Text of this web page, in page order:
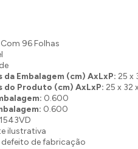
96 Folhas
Embalagem (cm) AxLxP: 25 x
do Produto (cm) AxLxP: 25 x 32
0.600
0.600
1543VD
ilustrativa
de fabricação